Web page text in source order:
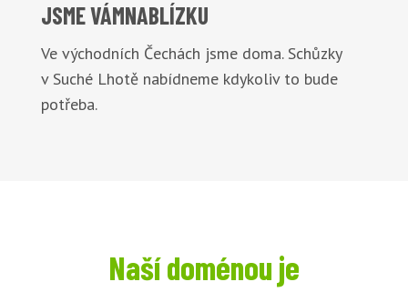
JSME VÁMNABLÍZKU
Ve východních Čechách jsme doma. Schůzky
v Suché Lhotě nabídneme kdykoliv to bude
potřeba.
Naší doménou je